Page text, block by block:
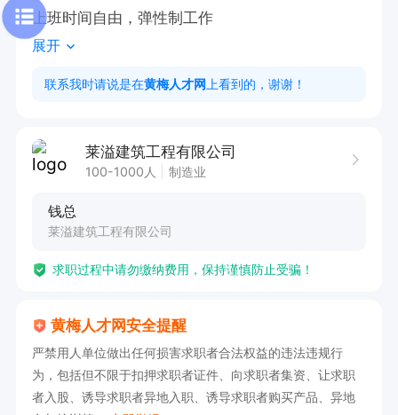
上班时间自由，弹性制工作
展开
联系我时请说是在黄梅人才网 上看到的，谢谢！
莱溢建筑工程有限公司
100-1000人 制造业
钱总
莱溢建筑工程有限公司
求职过程中请勿缴纳费用，保持谨慎防止受骗！
黄梅人才网安全提醒
严禁用人单位做出任何损害求职者合法权益的违法违规行
为，包括但不限于扣押求职者证件、向求职者集资、让求职
者入股、诱导求职者异地入职、诱导求职者购买产品、异地